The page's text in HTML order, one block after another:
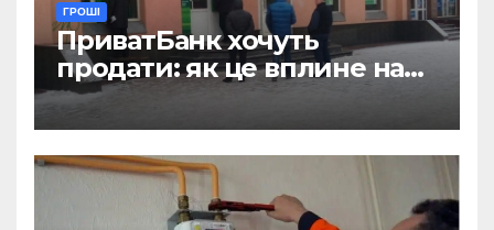
ГРОШІ
ПриватБанк хочуть
продати: як це вплине на
отримання зарплат, пенсій
і стипендій